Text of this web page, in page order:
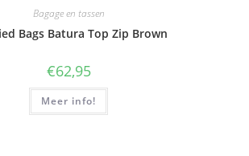
Bagage en tassen
Bags Batura Top Zip Brown
€62,95
Meer info!